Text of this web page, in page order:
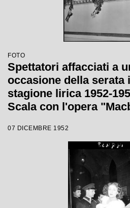
FOTO
Spettatori affacciati a
occasione della serata
stagione lirica 1952-
Scala con l'opera
Sabata, con la regia di
07 DICEMBRE 1952